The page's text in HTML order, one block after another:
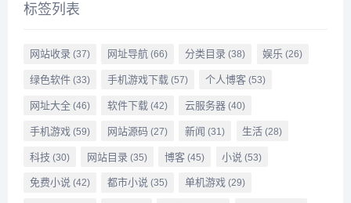
标签列表
网站收录(37) 网址导航(66) 分类目录 (38) 娱乐 (26)
绿色软件(33) 手机游戏下载(57) 个人博客 (53)
网址大全(46) 软件下载(42) 云服务器 (40)
手机游戏 (59) 网站源码 (27) 新闻 (31) 生活 (28)
科技 (30) 网站目录(35) 博客 (45) 小说 (53)
免费小说(42) 都市小说(35) 单机游戏 (29)